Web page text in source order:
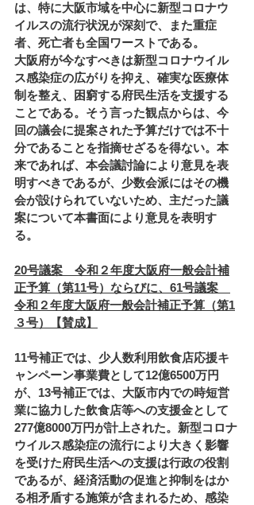
は、特に大阪市域を中心に新型コロナウ
イルスの流行状況が深刻で、また重症
者、死亡者も全国ワーストである。
大阪府が今なすべきは新型コロナウイル
ス感染症の広がりを抑え、確実な医療体
制を整え、困窮する府民生活を支援する
ことである。そう言った観点からは、今
回の議会に提案された予算だけでは不十
分であることを指摘せざるを得ない。本
来であれば、本会議討論により意見を表
明すべきであるが、少数会派にはその機
会が設けられていないため、主だった議
案について本書面により意見を表明す
る。
20号議案　令和２年度大阪府一般会計補
正予算（第11号）ならびに、61号議案
令和２年度大阪府一般会計補正予算（第1
３号）【賛成】
11号補正では、少人数利用飲食店応援キ
ャンペーン事業費として12億6500万円
が、13号補正では、大阪市内での時短営
業に協力した飲食店等への支援金として
277億8000万円が計上された。新型コロナ
ウイルス感染症の流行により大きく影響
を受けた府民生活への支援は行政の役割
であるが、経済活動の促進と抑制をはか
る相矛盾する施策が含まれるため、感染